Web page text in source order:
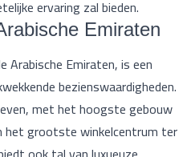
ervaring zal bieden.
Emiraten
Arabische Emiraten, is een
bezienswaardigheden.
met het hoogste gebouw
het grootste winkelcentrum ter